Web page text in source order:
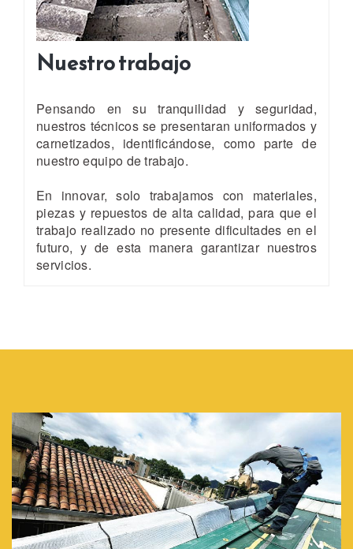
Nuestro trabajo
Pensando en su tranquilidad y seguridad,
nuestros técnicos se presentaran uniformados y
carnetizados, identificándose, como parte de
nuestro equipo de trabajo.
En innovar, solo trabajamos con materiales,
piezas y repuestos de alta calidad, para que el
trabajo realizado no presente dificultades en el
futuro, y de esta manera garantizar nuestros
servicios.